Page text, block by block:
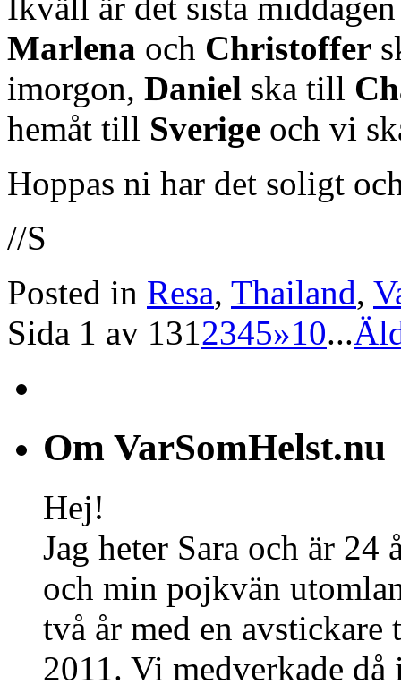
Ikväll är det sista
Marlena och Christoffer
imorgon, Daniel ska till
hemåt till Sverige och vi
Hoppas ni har det soligt
//S
Posted in Resa, Thailand,
Sida 1 av 1312345»10...
Om VarSomHelst.nu
Hej!
Jag heter Sara och är
och min pojkvän
två år med en
2011. Vi medverkade då